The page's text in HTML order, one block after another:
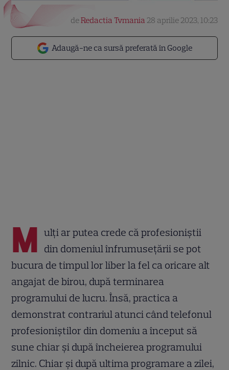
Adaugă-ne ca sursă preferată în Google
deRedactia Tvmania 28 aprilie 2023, 10:23
M ulți ar putea crede că profesioniștii
din domeniul înfrumusețării se pot
bucura de timpul lor liber la fel ca oricare alt
angajat de birou, după terminarea
programului de lucru. Însă, practica a
demonstrat contrariul atunci când telefonul
profesioniștilor din domeniu a început să
sune chiar și după încheierea programului
zilnic. Chiar și după ultima programare a zilei,